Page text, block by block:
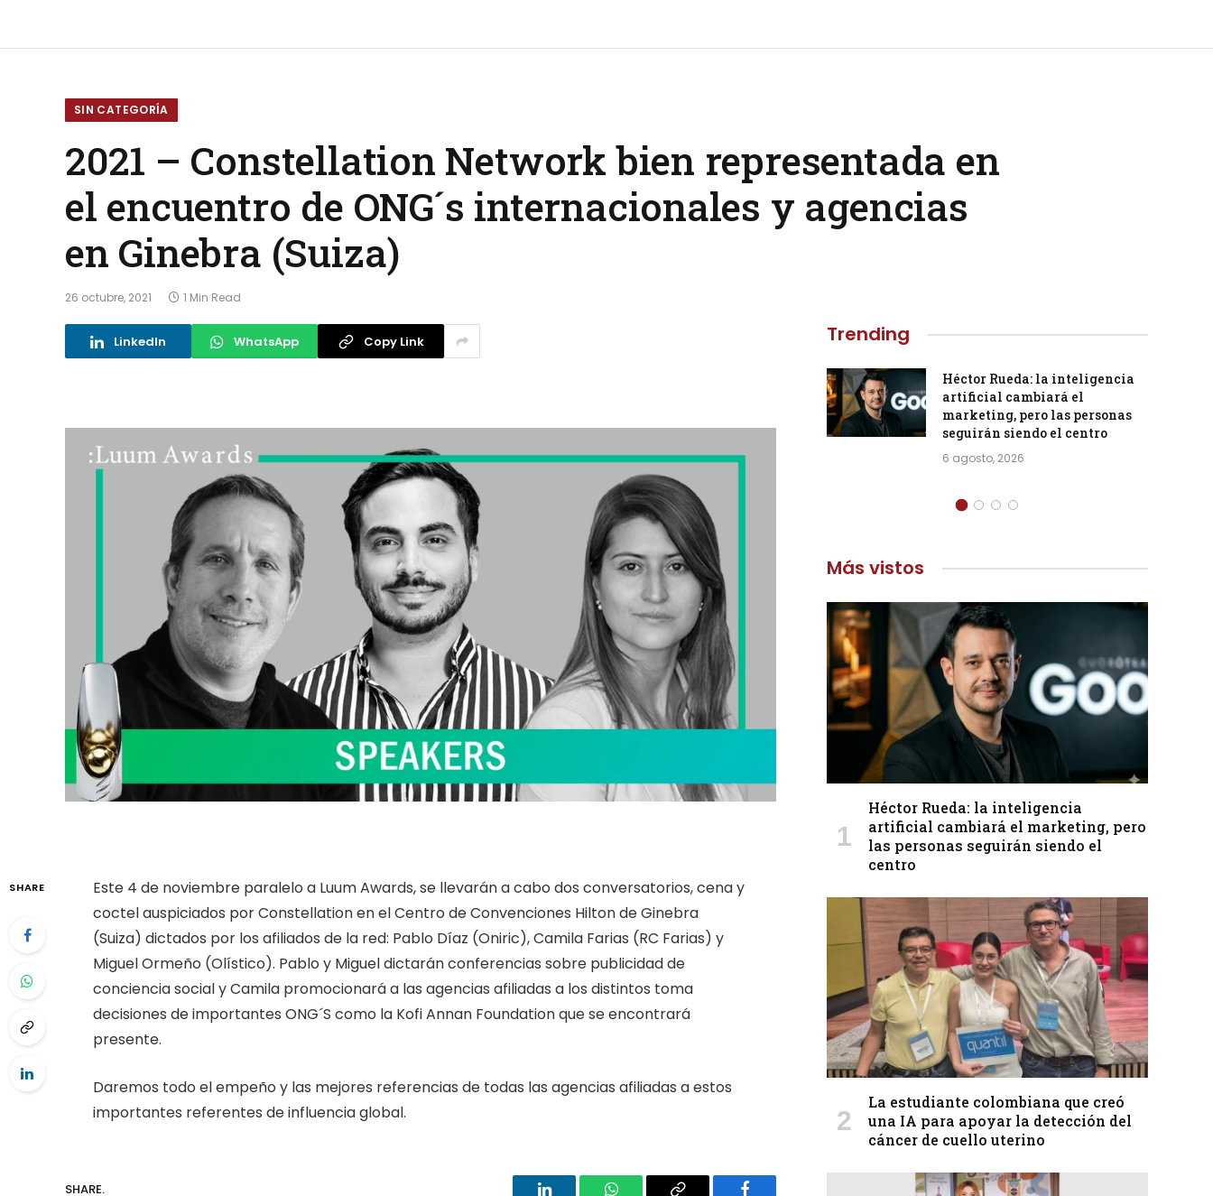
SIN CATEGORÍA
2021 – Constellation Network bien representada en
el encuentro de ONG´s internacionales y agencias
en Ginebra (Suiza)
26 octubre, 2021 1 Min Read
LinkedIn WhatsApp Copy Link
SHARE
Este 4 de noviembre paralelo a Luum Awards, se llevarán a cabo dos conversatorios, cena y
coctel auspiciados por Constellation en el Centro de Convenciones Hilton de Ginebra
(Suiza) dictados por los afiliados de la red: Pablo Díaz (Oniric), Camila Farias (RC Farias) y
Miguel Ormeño (Olístico). Pablo y Miguel dictarán conferencias sobre publicidad de
conciencia social y Camila promocionará a las agencias afiliadas a los distintos toma
decisiones de importantes ONG´S como la Kofi Annan Foundation que se encontrará
presente.
Daremos todo el empeño y las mejores referencias de todas las agencias afiliadas a estos
importantes referentes de influencia global.
SHARE.
Trending
Héctor Rueda: la inteligencia
artificial cambiará el
marketing, pero las personas
seguirán siendo el centro
6 agosto, 2026
Más vistos
Héctor Rueda: la inteligencia
artificial cambiará el marketing, pero
las personas seguirán siendo el
centro
La estudiante colombiana que creó
una IA para apoyar la detección del
cáncer de cuello uterino